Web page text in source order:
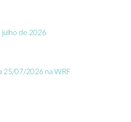
julho de 2026
25/07/2026 na WRF